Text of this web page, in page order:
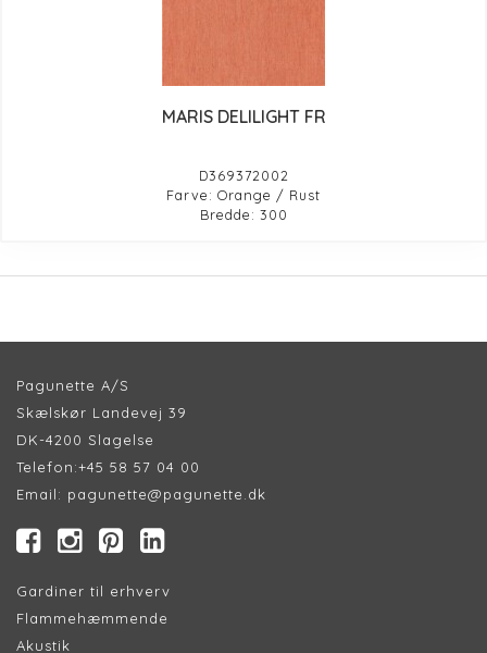
MARIS DELILIGHT FR
D369372002
Farve: Orange / Rust
Bredde: 300
Pagunette A/S
Skælskør Landevej 39
DK-4200 Slagelse
Telefon:+45 58 57 04 00
Email: pagunette@pagunette.dk
Gardiner til erhverv
Flammehæmmende
Akustik